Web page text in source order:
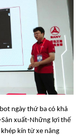
ngày thứ ba có khả
xuất-Những lợi thế
kín từ xe nâng